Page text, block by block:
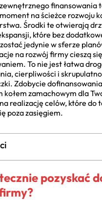
finansowania
na ścieżce rozwoju
Środki te otwierają
które bez
jedynie w sferze
na rozwój firmy cieszą
To nie jest łatwa
cierpliwości i
Zdobycie
kołem zamachowym dla
realizację celów, które do
poza zasięgiem.
pozyskać